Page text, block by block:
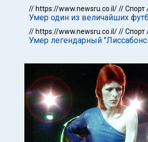
// https://www.newsru.co.il///Спорт
Умер один из величайших
// https://www.newsru.co.il///Спорт
Умер легендарный